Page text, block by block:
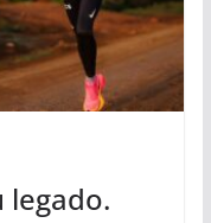
legado.